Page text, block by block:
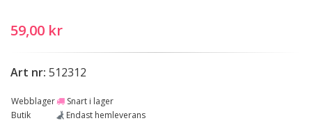
59,00 kr
Art nr: 512312
Webblager
Snart i lager
Butik
Endast hemleverans